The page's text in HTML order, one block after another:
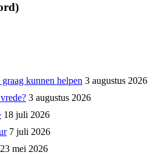
kunnen helpen 3 augustus 2026
3 augustus 2026
18 juli 2026
7 juli 2026
23 mei 2026